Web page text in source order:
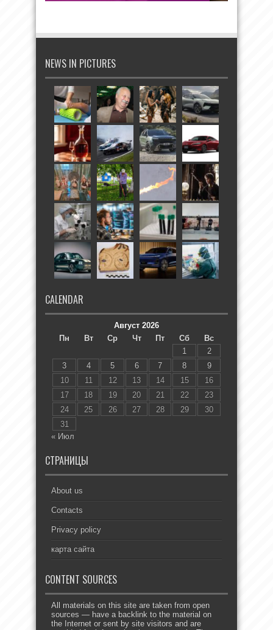
NEWS IN PICTURES
CALENDAR
Август 2026
Пн
Вт Ср Чт Пт Сб
Вс
1
2
3
4 5 6 7 8
9
10
11 12 13 14 15
16
17
18 19 20 21 22
23
24
25 26 27 28 29
30
31
« Июл
СТРАНИЦЫ
About us
Contacts
Privacy policy
карта сайта
CONTENT SOURCES
All materials on this site are taken from open
sources — have a backlink to the material on
the Internet or sent by site visitors and are